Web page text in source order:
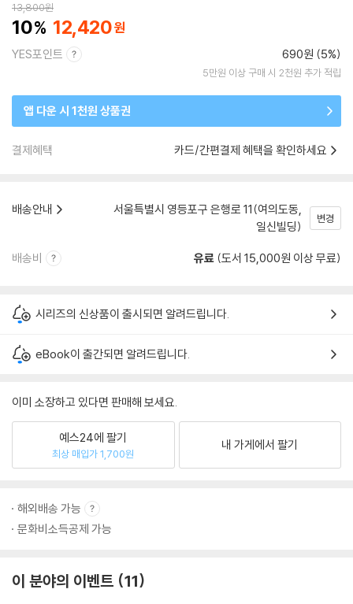
13,800원
10 12,420
YES포인트 690원 (5%)
5만원 이상 구매 시 2천원 추가 적립
앱 다운 시 1천원 상품권
결제혜택 카드/간편결제 혜택을 확인하세요
배송안내
서울특별시 영등포구 은행로 11(여의도동,
일신빌딩)
변경
배송비 유료 (도서 15,000원 이상 무료)
시리즈의 신상품이 출시되면 알려드립니다.
eBook이 출간되면 알려드립니다.
이미 소장하고 있다면 판매해 보세요.
예스24에 팔기
최상 매입가 1,700원
내 가게에서 팔기
해외배송 가능
문화비소득공제 가능
이 분야의 이벤트 11